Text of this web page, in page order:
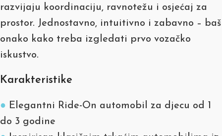
razvijaju koordinaciju, ravnotežu i osjećaj za
prostor. Jednostavno, intuitivno i zabavno – baš
onako kako treba izgledati prvo vozačko
iskustvo.
Karakteristike
● Elegantni Ride-On automobil za djecu od 1
do 3 godine